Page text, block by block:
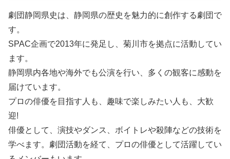
劇団静岡県史は、静岡県の歴史を魅力的に創作する劇団で
す。
SPAC企画で2013年に発足し、菊川市を拠点に活動してい
ます。
静岡県内各地や海外でも公演を行い、多くの観客に感動を
届けています。
プロの俳優を目指す人も、趣味で楽しみたい人も、大歓
迎!
俳優として、演技やダンス、ボイトレや殺陣などの技術を
学べます。劇団活動を経て、プロの俳優として活躍してい